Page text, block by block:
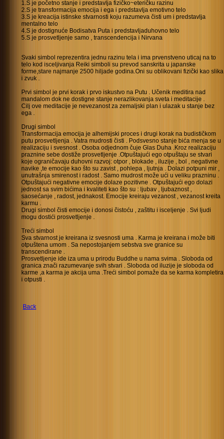
1.S je početno stanje i predstavlja fizičko~eteričku razinu
2.S je transformacija emocija i ega i predstavlja emotivno telo
3.S je kreacija istinske stvarnosti koju razumeva čisti um i predstavlja
mentalno telo
4.S je dostignuće Bodisatva Puta i predstavljaduhovno telo
5.S je prosvetljenje samo , transcendencija i Nirvana
Svaki simbol reprezentira jednu razinu tela i ima prvenstveno uticaj na to
telo kod isceljivanja Reiki simboli su prevod sanskrita u japanske
forme,stare najmanje 2500 hiljade godina.Oni su oblikovani fizički kao slika
i zvuk .
Prvi simbol je prvi korak i prvo iskustvo na Putu . Učenik meditira nad
mandalom dok ne dostigne stanje nerazlikovanja sveta i meditacije .
Cilj ove meditacije je nevezanost za zemaljski plan i ulazak u stanje bez
ega .
Drugi simbol
Transformacija emocija je alhemijski proces i drugi korak na budističkom
putu prosvetljenja . Vatra mudrosti čisti . Podsvesno stanje bića menja se u
realizaciju i svesnost . Osoba odjednom čuje Glas Duha .Kroz realizaciju
praznine sebe dostiže prosvetljenje .Otpuštajući ego otpuštaju se stvari
koje ograničavaju duhovni razvoj: otpor , blokade , iluzije , bol , negativne
navike ,te emocije kao što su zavist , pohlepa , ljutnja . Dolazi potpuni mir ,
unutrašnja smirenost i radost . Samo mudrost može ući u veliku prazninu .
Otpuštajući negativne emocije dolaze pozitivne . Otpuštajući ego dolazi
jednost sa svim bićima i kvaliteti kao što su : ljubav , ljubaznost ,
saosećanje , radost, jednakost. Emocije kreiraju vezanost , vezanost kreita
karmu .
Drugi simbol čisti emocije i donosi čistoću , zaštitu i isceljenje . Svi ljudi
mogu dostići prosvetljenje .
Treći simbol
Sva stvarnost je kreirana iz svesnosti uma . Karma je kreirana i može biti
otpuštena umom . Sa nepostojanjem sebstva sve granice su
transcendirane .
Prosvetljenje ide iza uma u prirodu Buddhe u nama svima . Sloboda od
granica znači razumevanje svih stvari . Sloboda od iluzije je sloboda od
karme ,a karma je akcija uma .Treći simbol pomaže da se karma kompletira
i otpusti .
Back